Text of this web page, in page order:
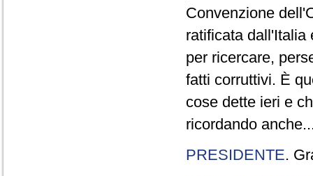
Convenzione
ratificata dall'Italia
per ricercare,
fatti corruttivi. È
cose dette ieri e
ricordando
PRESIDENTE.